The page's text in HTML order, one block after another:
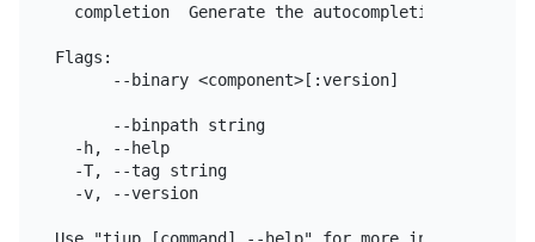
completion  Generate the autocompletion script
Flags:
--binary <component>[:version]   Print
--binpath string                 Specify
-h, --help                           help for
-T, --tag string
-v, --version                        Print the